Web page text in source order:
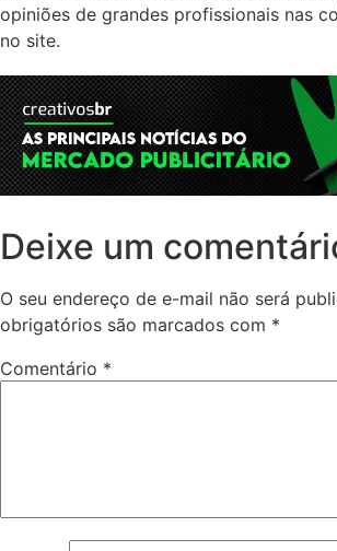
opiniões de grandes profissionais nas
no site.
Deixe um
O seu endereço de e-mail não será
obrigatórios são marcados com *
Comentário *